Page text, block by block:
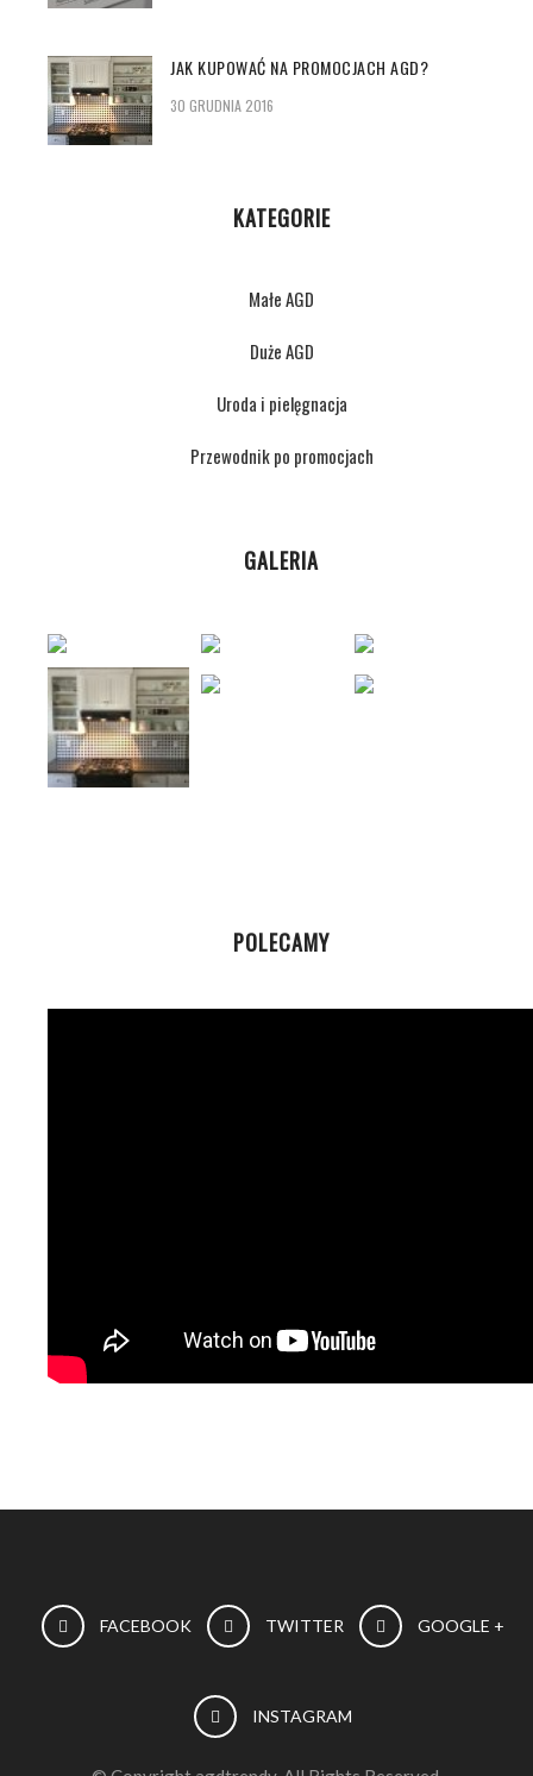
JAK KUPOWAĆ NA PROMOCJACH AGD?
30 GRUDNIA 2016
KATEGORIE
Małe AGD
Duże AGD
Uroda i pielęgnacja
Przewodnik po promocjach
GALERIA
POLECAMY
FACEBOOK TWITTER GOOGLE +
INSTAGRAM